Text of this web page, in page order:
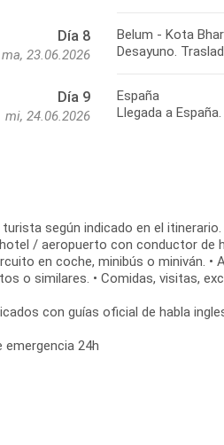
Día 8
ma, 23.06.2026
Belum - Kota
Desayuno.
Día 9
mi, 24.06.2026
España
Llegada a España.
según indicado en el
/ aeropuerto con conductor de
en coche, minibús o miniván. •
o similares. • Comidas, visitas,
con guías oficial de habla
24h